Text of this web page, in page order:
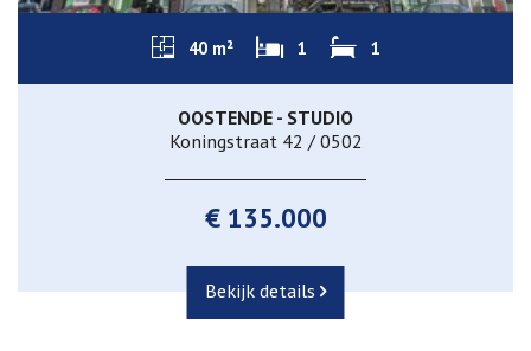
40 m² 1 1
OOSTENDE - STUDIO
Koningstraat 42 / 0502
€ 135.000
Bekijk details